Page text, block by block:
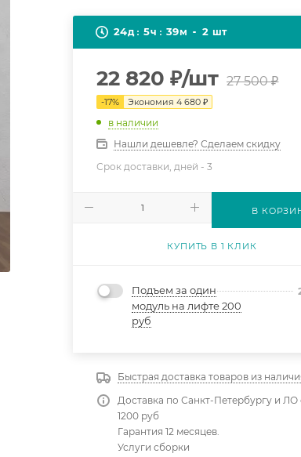
24д 5ч 39м 2 шт
22 820 ₽/шт 27 500₽
-17% Экономия4 680 ₽
в наличии
Нашли дешевле? Сделаем скидку
Срок доставки, дней -3
В
КУПИТЬ В 1 КЛИК
Подъем за один
модуль на лифте 200
руб
Быстрая доставка товаров из
Доставка по Санкт-Петербургу и ЛО
1200 руб
Гарантия 12 месяцев.
Услуги сборки